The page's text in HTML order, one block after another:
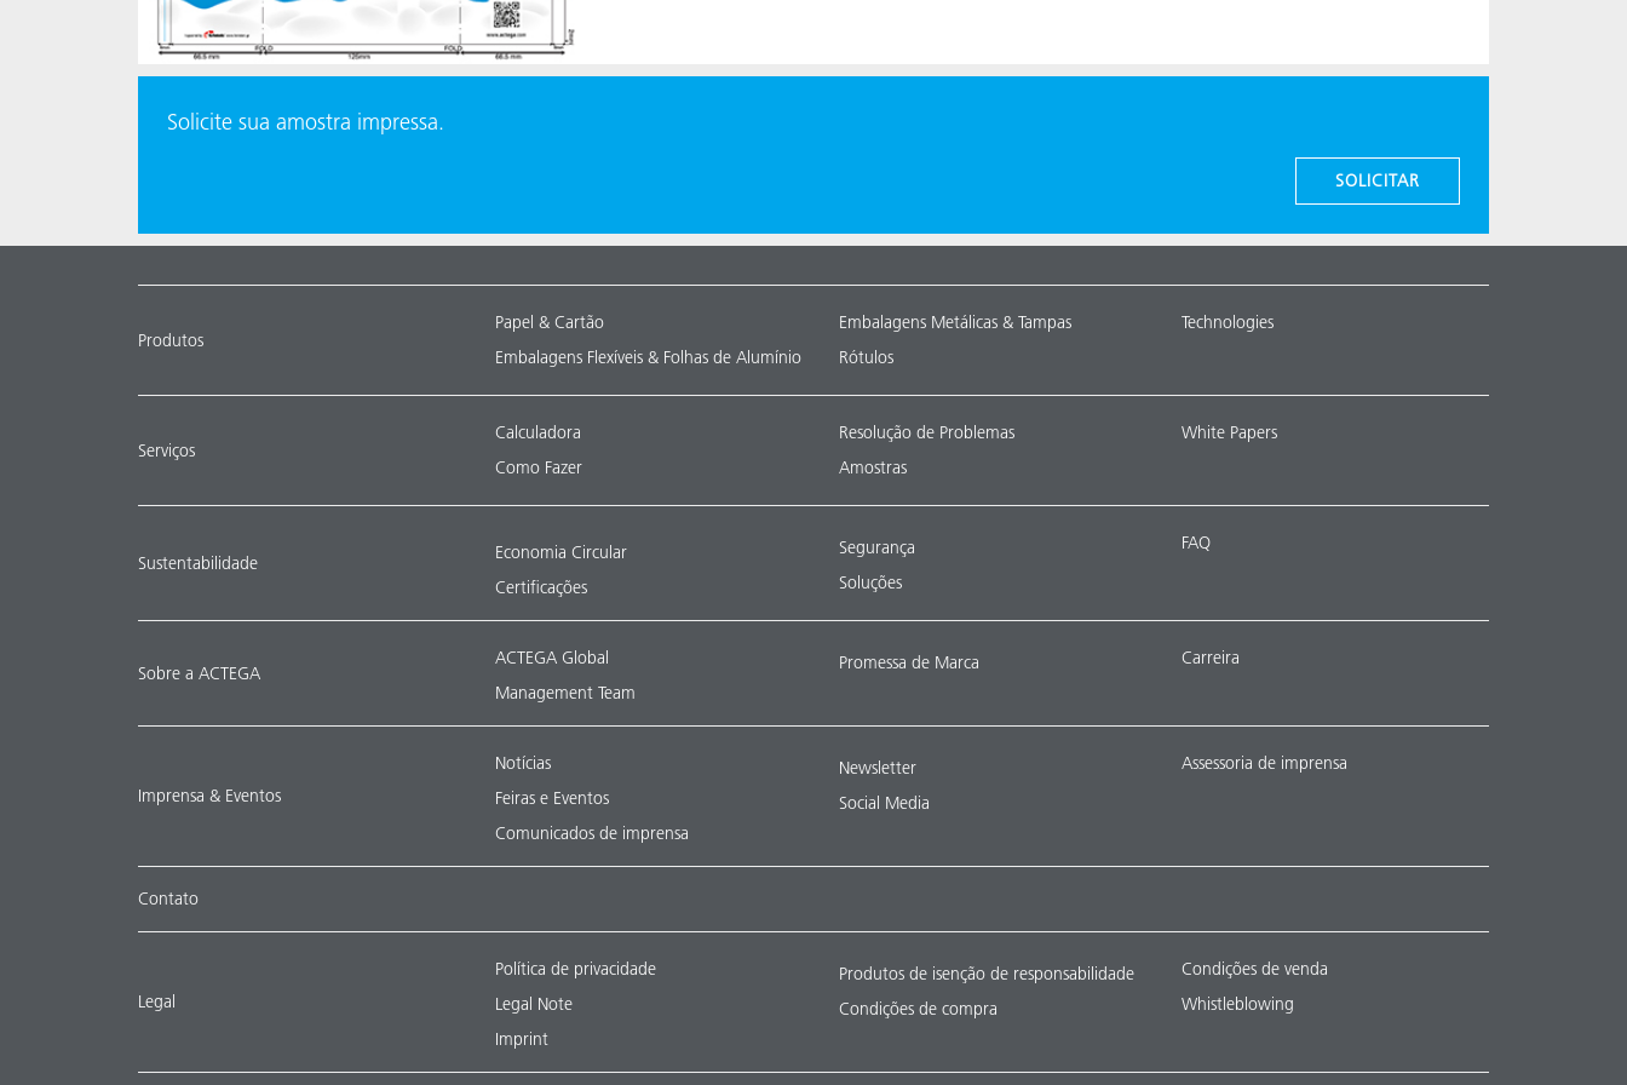
Solicite sua amostra impressa.
SOLICITAR
Produtos
Papel & Cartão
Embalagens Flexíveis & Folhas de Alumínio
Embalagens Metálicas & Tampas
Rótulos
Technologies
Serviços
Calculadora
Como Fazer
Resolução de Problemas
Amostras
White Papers
Sustentabilidade
Economia Circular
Certificações
Segurança
Soluções
FAQ
Sobre a ACTEGA
ACTEGA Global
Management Team
Promessa de Marca Carreira
Imprensa & Eventos
Notícias
Feiras e Eventos
Comunicados de imprensa
Newsletter
Social Media
Assessoria de imprensa
Contato
Legal
Política de privacidade
Legal Note
Imprint
Produtos de isenção de responsabilidade
Condições de compra
Condições de venda
Whistleblowing